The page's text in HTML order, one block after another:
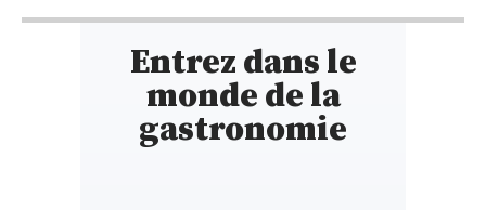
Entrez dans le
monde de la
gastronomie